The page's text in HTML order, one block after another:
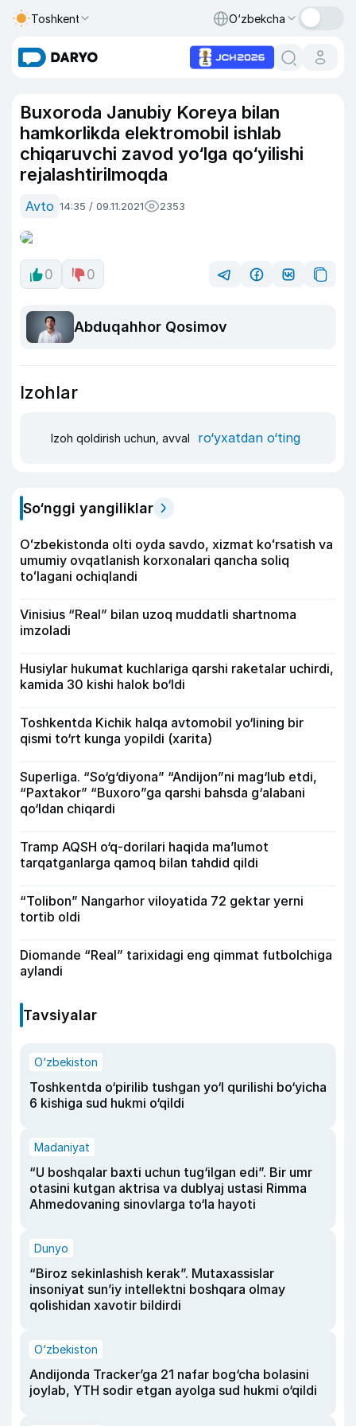
Toshkent O‘zbekcha
Buxoroda Janubiy Koreya bilan
hamkorlikda elektromobil ishlab
chiqaruvchi zavod yo‘lga qo‘yilishi
rejalashtirilmoqda
Avto 14:35 / 09.11.2021 2353
0 0
Abduqahhor Qosimov
Izohlar
Izoh qoldirish uchun, avval ro‘yxatdan o‘ting
So‘nggi yangiliklar
Oʻzbekistonda olti oyda savdo, xizmat koʻrsatish va
umumiy ovqatlanish korxonalari qancha soliq
toʻlagani ochiqlandi
Vinisius “Real” bilan uzoq muddatli shartnoma
imzoladi
Husiylar hukumat kuchlariga qarshi raketalar uchirdi,
kamida 30 kishi halok bo‘ldi
Toshkentda Kichik halqa avtomobil yo‘lining bir
qismi to‘rt kunga yopildi (xarita)
Superliga. “So‘g‘diyona” “Andijon”ni mag‘lub etdi,
“Paxtakor” “Buxoro”ga qarshi bahsda g‘alabani
qo‘ldan chiqardi
Tramp AQSH o‘q-dorilari haqida ma’lumot
tarqatganlarga qamoq bilan tahdid qildi
“Tolibon” Nangarhor viloyatida 72 gektar yerni
tortib oldi
Diomande “Real” tarixidagi eng qimmat futbolchiga
aylandi
Tavsiyalar
O‘zbekiston
Toshkentda o‘pirilib tushgan yo‘l qurilishi bo‘yicha
6 kishiga sud hukmi o‘qildi
Madaniyat
“U boshqalar baxti uchun tug‘ilgan edi”. Bir umr
otasini kutgan aktrisa va dublyaj ustasi Rimma
Ahmedovaning sinovlarga to‘la hayoti
Dunyo
“Biroz sekinlashish kerak”. Mutaxassislar
insoniyat sun’iy intellektni boshqara olmay
qolishidan xavotir bildirdi
O‘zbekiston
Andijonda Tracker’ga 21 nafar bog‘cha bolasini
joylab, YTH sodir etgan ayolga sud hukmi o‘qildi